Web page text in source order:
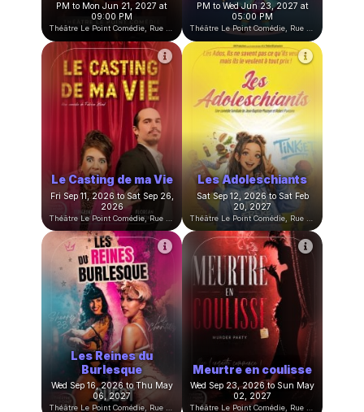
Wed Sep 02, 2026 to Wed Jun
02, 2027
Théâtre Le Point Comédie, Rue Sainte-Ursule, Montpellier, France
Thu Sep 03, 2026 to Sat Oct
17, 2026
Cours adultes du
lundi 2026/2027
Mon Sep 07, 2026 at 07:30
PM to Mon Jun 21, 2027 at
09:00 PM
Théâtre Le Point Comédie, Rue Sainte-Ursule, Montpellier, France
Cours enfants du
mercredi 2026/2027
Wed Sep 09, 2026 at 03:30
PM to Wed Jun 23, 2027 at
05:00 PM